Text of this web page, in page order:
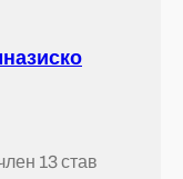
13 став